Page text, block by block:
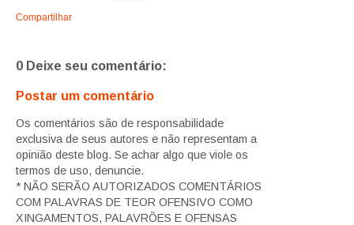
Compartilhar
0 Deixe seu comentário:
Postar um comentário
Os comentários são de responsabilidade
exclusiva de seus autores e não representam a
opinião deste blog. Se achar algo que viole os
termos de uso, denuncie.
* NÃO SERÃO AUTORIZADOS COMENTÁRIOS
COM PALAVRAS DE TEOR OFENSIVO COMO
XINGAMENTOS, PALAVRÕES E OFENSAS